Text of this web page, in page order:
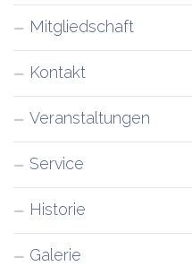
Mitgliedschaft
Kontakt
Veranstaltungen
Service
Historie
Galerie